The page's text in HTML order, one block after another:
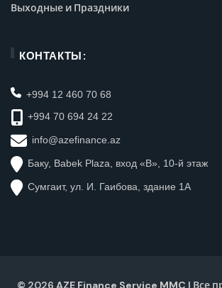
Выходные и Праздники
КОНТАКТЫ:
+994 12 460 70 68
+994 70 694 24 22
info@azefinance.az
Баку, Babek Plaza, вход «B», 10-й этаж
Сумгаит, ул. И. Гаибова, здание 1А
© 2026 AZE Finance Service MMC | Все